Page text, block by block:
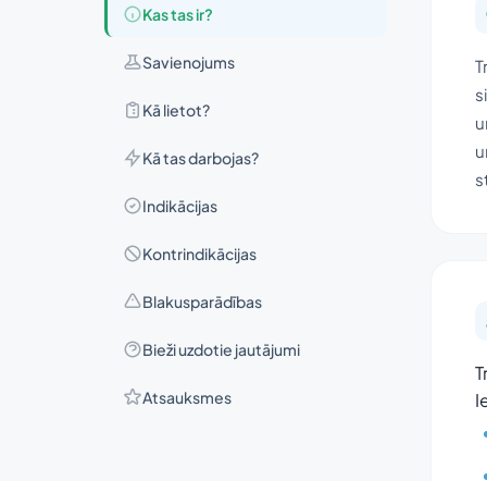
Kas tas ir?
Savienojums
Kā lietot?
Kā tas darbojas?
Indikācijas
Kontrindikācijas
Blakusparādības
Bieži uzdotie jautājumi
Atsauksmes